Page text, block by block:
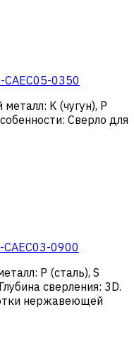
CAEC05-0350
металл: K (чугун), Р
: Сверло для
0900
: Р (сталь), S
Глубина сверления: 3D.
нержавеющей